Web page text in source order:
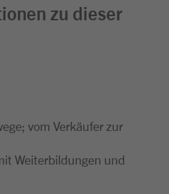
zu dieser
vom Verkäufer zur
Weiterbildungen und